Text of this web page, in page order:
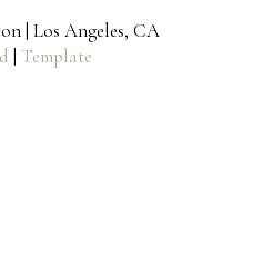
| Los Angeles, CA
Template